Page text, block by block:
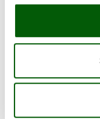
Productgalerij